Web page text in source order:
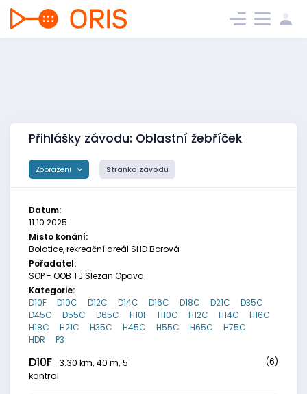
Přihlášky závodu: Oblastní žebříček
Zobrazení Stránka závodu
Datum:
11.10.2025
Místo konání:
Bolatice, rekreační areál SHD Borová
Pořadatel:
SOP - OOB TJ Slezan Opava
Kategorie:
D10F
D10C D12C D14C D16C D18C D21C
D35C
D45C
D55C D65C H10F H10C H12C H14C
H16C
H18C
H21C H35C H45C H55C H65C
H75C
HDR
P3
D10F
3.30 km, 40 m, 5
kontrol
(6)